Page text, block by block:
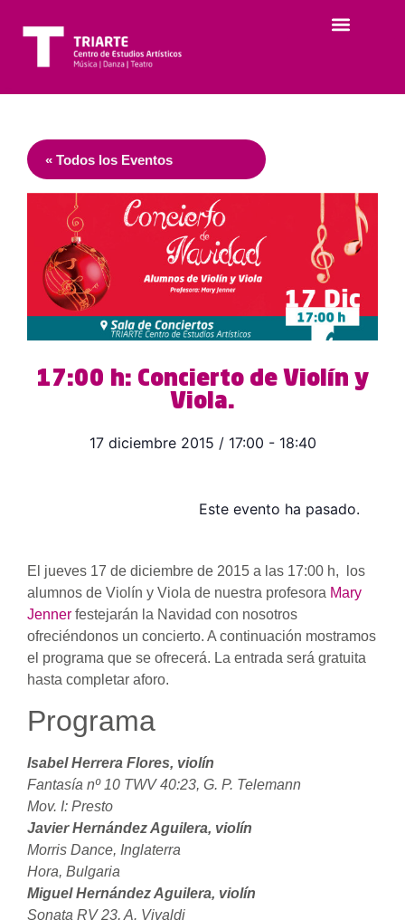
« Todos los Eventos
17:00 h: Concierto de Violín y
Viola.
17 diciembre 2015 / 17:00 - 18:40
Este evento ha pasado.
El jueves 17 de diciembre de 2015 a las 17:00 h, los
alumnos de Violín y Viola de nuestra profesora Mary
Jenner festejarán la Navidad con nosotros
ofreciéndonos un concierto. A continuación mostramos
el programa que se ofrecerá. La entrada será gratuita
hasta completar aforo.
Programa
Isabel Herrera Flores, violín
Fantasía nº 10 TWV 40:23, G. P. Telemann
Mov. I: Presto
Javier Hernández Aguilera, violín
Morris Dance, Inglaterra
Hora, Bulgaria
Miguel Hernández Aguilera, violín
Sonata RV 23, A. Vivaldi